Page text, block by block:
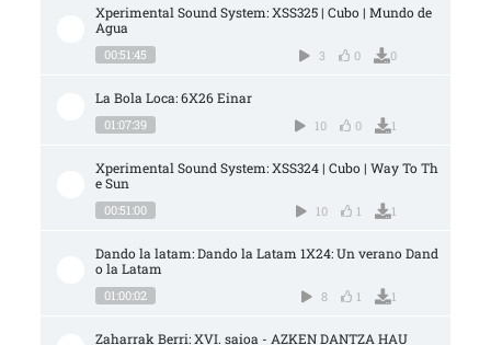
Xperimental Sound System: XSS325 | Cubo | Mundo de
Agua
00:51:45 3 0 0
La Bola Loca: 6X26 Einar
01:07:39 10 0 1
Xperimental Sound System: XSS324 | Cubo | Way To Th
e Sun
00:51:00 10 1 1
Dando la latam: Dando la Latam 1X24: Un verano Dand
o la Latam
01:00:02 8 1 1
Zaharrak Berri: XVI. saioa - AZKEN DANTZA HAU